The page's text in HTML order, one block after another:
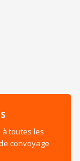
à toutes les
convoyage